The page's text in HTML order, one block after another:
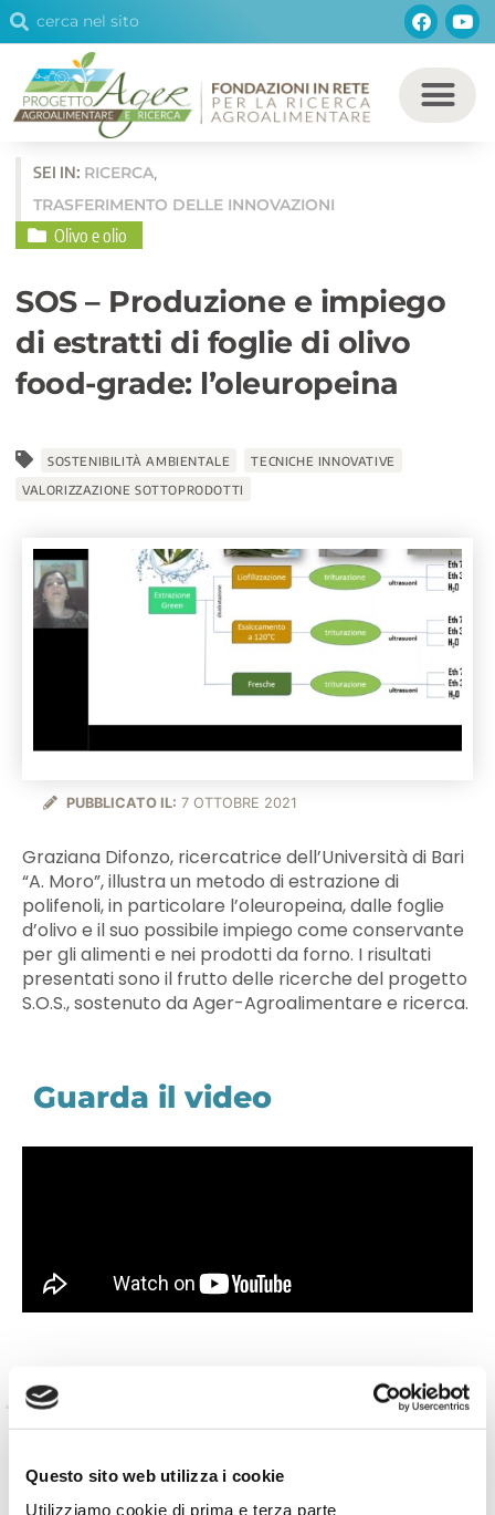
Questo sito web utilizza i cookie
Utilizziamo cookie di prima e terza parte
VaiCerca Cerca
SEI IN: RICERCA
TRASFERIMENTO DELLE INNOVAZIONI
Olivo e olio
SOS – Produzione e impiego
di estratti di foglie di olivo
food-grade: l’oleuropeina
SOSTENIBILITÀ AMBIENTALE
TECNICHE INNOVATIVE
VALORIZZAZIONE SOTTOPRODOTTI
PUBBLICATO IL: 7 OTTOBRE 2021
Graziana Difonzo, ricercatrice dell’Università di Bari
“A. Moro”, illustra un metodo di estrazione di
polifenoli, in particolare l’oleuropeina, dalle foglie
d’olivo e il suo possibile impiego come conservante
per gli alimenti e nei prodotti da forno. I risultati
presentati sono il frutto delle ricerche del progetto
S.O.S., sostenuto da Ager-Agroalimentare e ricerca.
Guarda il video